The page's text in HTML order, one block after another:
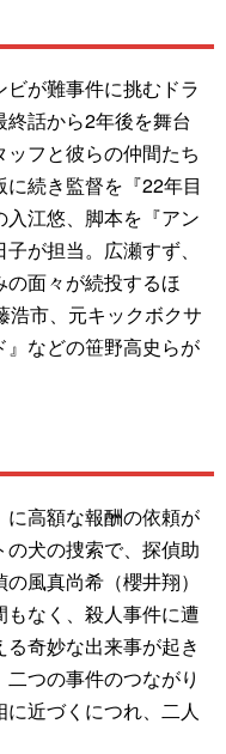
が難事件に挑むドラ
話から2年後を舞台
フと彼らの仲間たち
続き監督を『22年目
江悠、脚本を『アン
が担当。広瀬すず、
面々が続投するほ
浩市、元キックボクサ
などの笹野高史らが
高額な報酬の依頼が
犬の捜索で、探偵助
風真尚希（櫻井翔）
なく、殺人事件に遭
奇妙な出来事が起き
つの事件のつながり
近づくにつれ、二人